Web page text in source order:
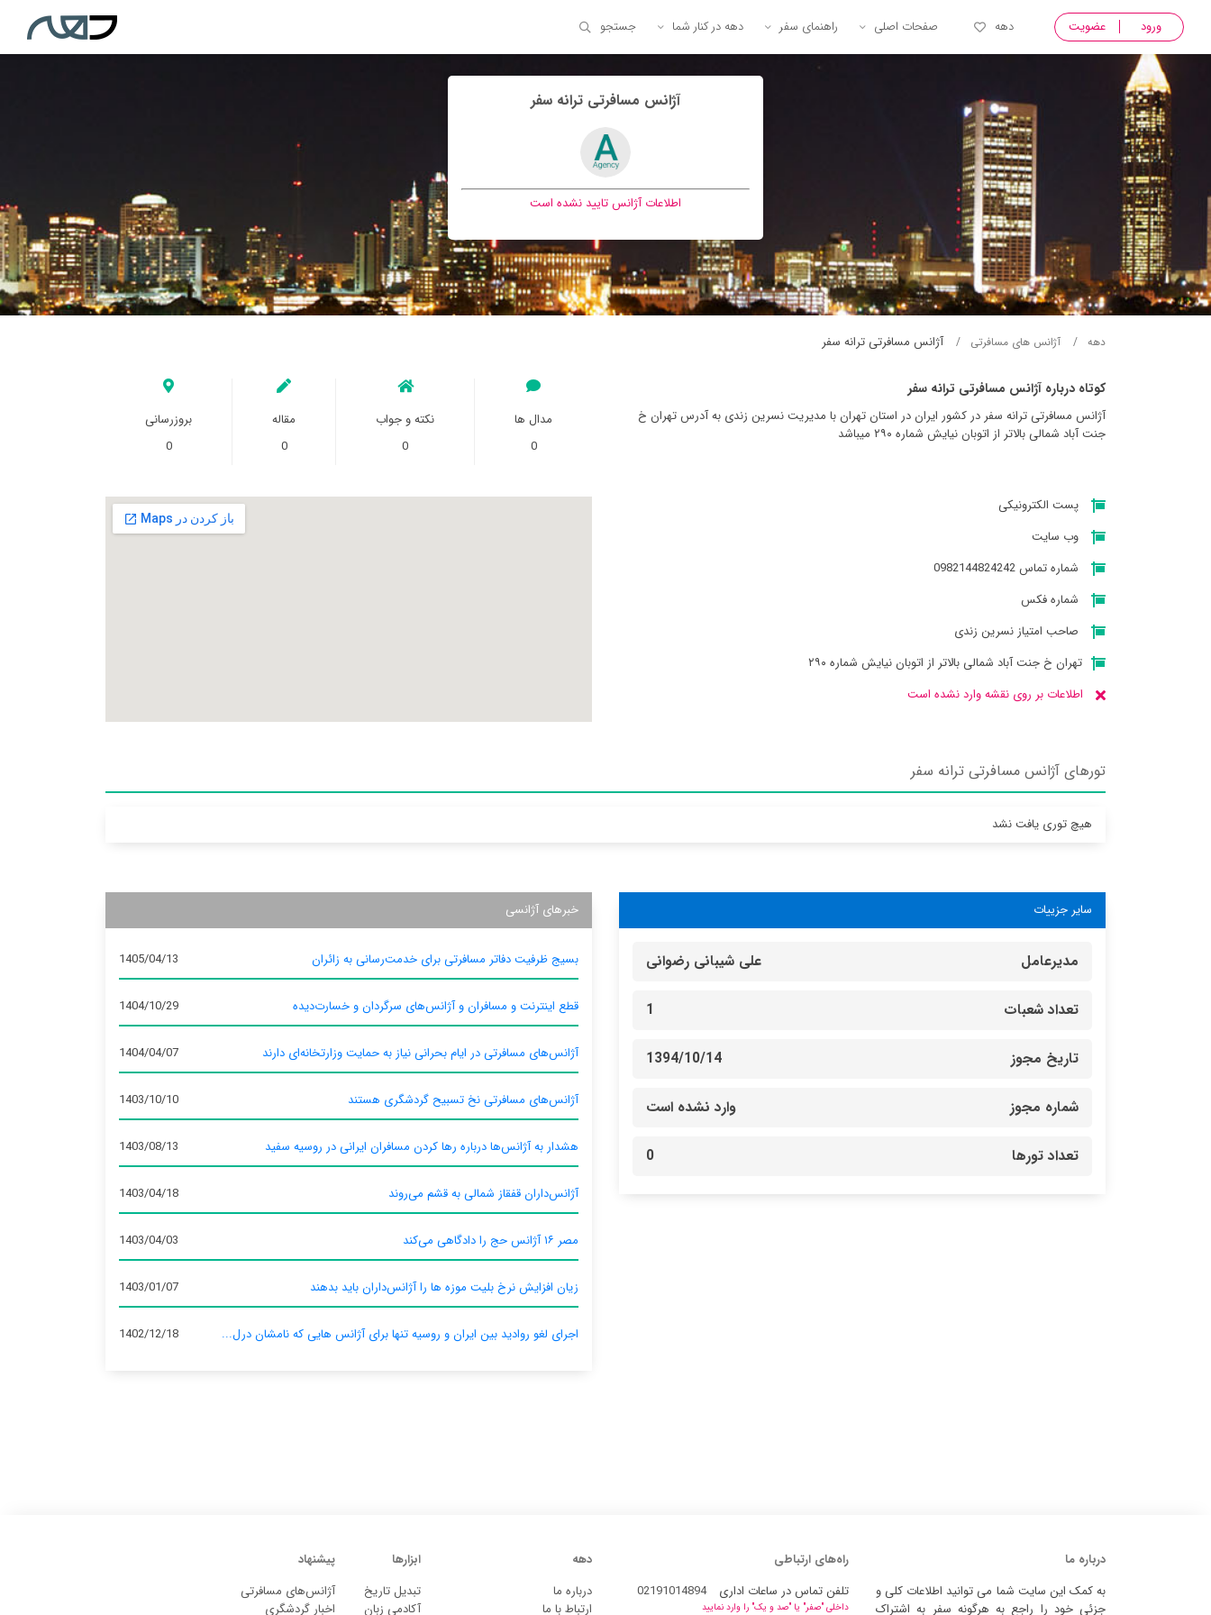
ورود عضویت دهه صفحات اصلی راهنمای سفر دهه در کنار شما جستجو
آژانس مسافرتی ترانه سفر
اطلاعات آژانس تایید نشده است
دهه آژانس های مسافرتی آژانس مسافرتی ترانه سفر
کوتاه درباره آژانس مسافرتی ترانه سفر
آژانس مسافرتی ترانه سفر در کشور ایران در استان تهران با مدیریت نسرین زندی به آدرس تهران خ
جنت آباد شمالی بالاتر از اتوبان نیایش شماره ۲۹۰ میباشد
مدال ها
0
نکته و جواب
0
مقاله
0
بروزرسانی
0
پست الکترونیکی
وب سایت
شماره تماس 0982144824242
شماره فکس
صاحب امتیاز نسرین زندی
تهران خ جنت آباد شمالی بالاتر از اتوبان نیایش شماره ۲۹۰
اطلاعات بر روی نقشه وارد نشده است
تورهای آژانس مسافرتی ترانه سفر
هیچ توری یافت نشد
سایر جزییات
مدیرعامل علی شیبانی رضوانی
تعداد شعبات 1
تاریخ مجوز 1394/10/14
شماره مجوز وارد نشده است
تعداد تورها 0
خبرهای آژانسی
بسیج ظرفیت دفاتر مسافرتی برای خدمت‌رسانی به زائران 1405/04/13
قطع اینترنت و مسافران و آژانس‌های سرگردان و خسارت‌دیده 1404/10/29
آژانس‌های مسافرتی در ایام بحرانی نیاز به حمایت وزارتخانه‌ای دارند 1404/04/07
آژانس‌های مسافرتی نخ تسبیح گردشگری هستند 1403/10/10
هشدار به آژانس‌ها درباره رها کردن مسافران ایرانی در روسیه سفید 1403/08/13
آژانس‌داران قفقاز شمالی به قشم می‌روند 1403/04/18
مصر ۱۶ آژانس حج را دادگاهی می‌کند 1403/04/03
زیان افزایش نرخ بلیت موزه ها را آژانس‌داران باید بدهند 1403/01/07
اجرای لغو روادید بین ایران و روسیه تنها برای آژانس‌ هایی که نامشان درل... 1402/12/18
درباره ما
به کمک این سایت شما می توانید اطلاعات کلی و
جزئی خود را راجع به هرگونه سفر به اشتراک
راه‌های ارتباطی
تلفن تماس در ساعات اداری
02191014894
داخلی "صفر" یا "صد و یک" را وارد نمایید
دهه
درباره ما
ارتباط با ما
ابزارها
تبدیل تاریخ
آکادمی زبان
پیشنهاد
آژانس‌های مسافرتی
اخبار گردشگری